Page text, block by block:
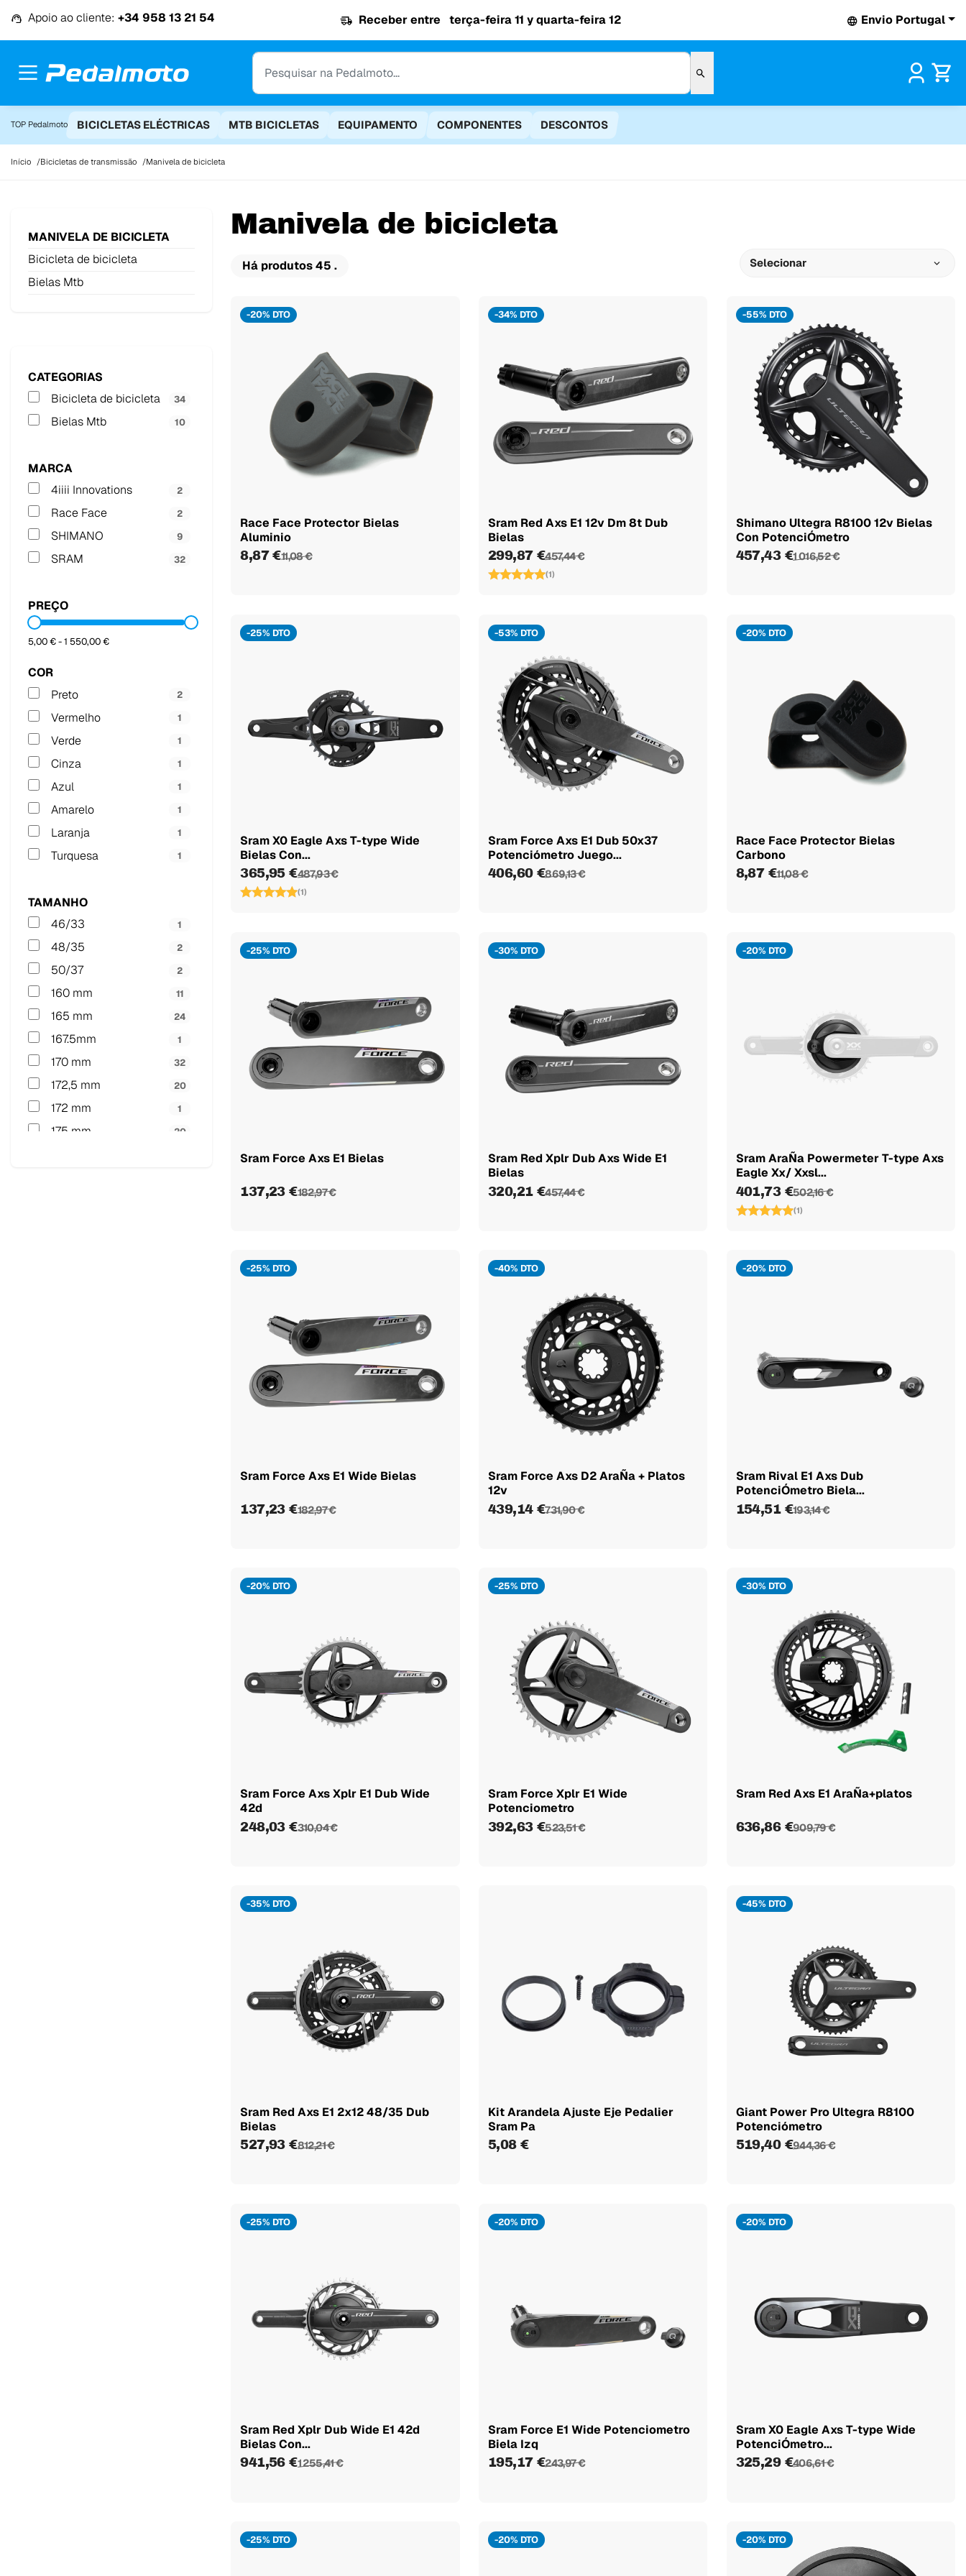
Apoio ao cliente: +34 958 13 21 54 Receber entre terça-feira 11 y quarta-feira 12 Envio Portugal
TOP Pedalmoto BICICLETAS ELÉCTRICAS MTB BICICLETAS EQUIPAMENTO COMPONENTES DESCONTOS
Início Bicicletas de transmissão Manivela de bicicleta
MANIVELA DE BICICLETA
Bicicleta de bicicleta
Bielas Mtb
CATEGORIAS
Bicicleta de bicicleta
34
Bielas Mtb 10
MARCA
4iiii Innovations
2
Race Face 2
SHIMANO 9
SRAM 32
PREÇO
5,00 € - 1 550,00 €
COR
Preto
2
Vermelho 1
Verde 1
Cinza 1
Azul 1
Amarelo 1
Laranja 1
Turquesa 1
TAMANHO
46/33
1
48/35 2
50/37 2
160 mm 11
165 mm 24
167.5mm 1
170 mm 32
172,5 mm 20
172 mm 1
175 mm 20
Manivela de bicicleta
Há produtos 45 . Selecionar
-20% DTO
Race Face Protector Bielas
Aluminio
8,87 €11,08 €
-34% DTO
Sram Red Axs E1 12v Dm 8t Dub
Bielas
299,87 €457,44 €
(1)
-55% DTO
Shimano Ultegra R8100 12v Bielas
Con PotenciÓmetro
457,43 €1 016,52 €
-25% DTO
Sram X0 Eagle Axs T-type Wide
Bielas Con...
365,95 €487,93 €
(1)
-53% DTO
Sram Force Axs E1 Dub 50x37
Potenciómetro Juego...
406,60 €869,13 €
-20% DTO
Race Face Protector Bielas
Carbono
8,87 €11,08 €
-25% DTO
Sram Force Axs E1 Bielas
137,23 €182,97 €
-30% DTO
Sram Red Xplr Dub Axs Wide E1
Bielas
320,21 €457,44 €
-20% DTO
Sram AraÑa Powermeter T-type Axs
Eagle Xx/ Xxsl...
401,73 €502,16 €
(1)
-25% DTO
Sram Force Axs E1 Wide Bielas
137,23 €182,97 €
-40% DTO
Sram Force Axs D2 AraÑa + Platos
12v
439,14 €731,90 €
-20% DTO
Sram Rival E1 Axs Dub
PotenciÓmetro Biela...
154,51 €193,14 €
-20% DTO
Sram Force Axs Xplr E1 Dub Wide
42d
248,03 €310,04 €
-25% DTO
Sram Force Xplr E1 Wide
Potenciometro
392,63 €523,51 €
-30% DTO
Sram Red Axs E1 AraÑa+platos
636,86 €909,79 €
-35% DTO
Sram Red Axs E1 2x12 48/35 Dub
Bielas
527,93 €812,21 €
Kit Arandela Ajuste Eje Pedalier
Sram Pa
5,08 €
-45% DTO
Giant Power Pro Ultegra R8100
Potenciómetro
519,40 €944,36 €
-25% DTO
Sram Red Xplr Dub Wide E1 42d
Bielas Con...
941,56 €1 255,41 €
-20% DTO
Sram Force E1 Wide Potenciometro
Biela Izq
195,17 €243,97 €
-20% DTO
Sram X0 Eagle Axs T-type Wide
PotenciÓmetro...
325,29 €406,61 €
-25% DTO -20% DTO -20% DTO